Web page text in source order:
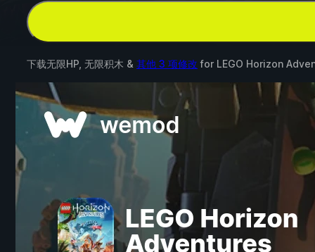
下载无限HP, 无限积木 & 其他 3 项修改 for LEGO Horizon